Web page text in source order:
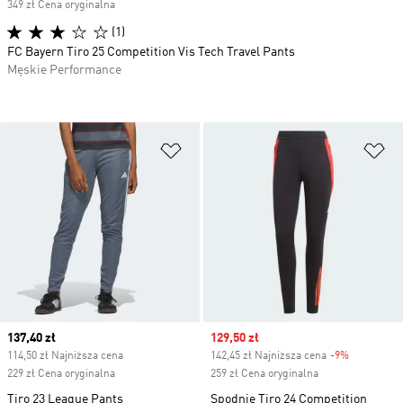
Dodaj do listy życzeń
Current price
137,40 zł
114,50 zł Najniższa cena
229 zł Cena oryginalna
Tiro 23 League Pants
Sale price
129,50 zł
142,45 zł Najniższa cena -9%
259 zł Cena oryginalna
Spodnie Tiro 24 Competition
349 zł Cena oryginalna
(1)
FC Bayern Tiro 25 Competition Vis Tech Travel Pants
Męskie Performance